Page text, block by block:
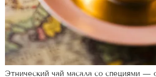
Этнический чай масала со специями —